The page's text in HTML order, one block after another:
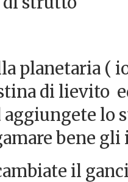
planetaria (
di lievito
lo
bene
il